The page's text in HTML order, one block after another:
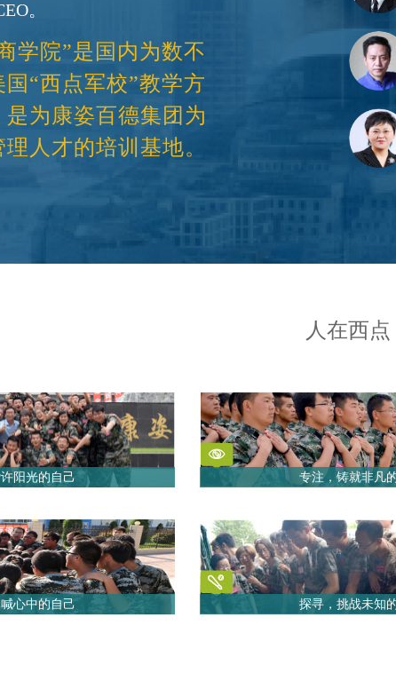
学院”是国内为数不
“西点军校”教学方
为康姿百德集团为
人才的培训基地。
人在西点
阳光的自己 专注，铸就非凡
心中的自己 探寻，挑战未知